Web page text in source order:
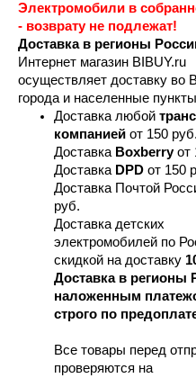
Электромобили в
- возврату не подлежат!
Доставка в регионы
Интернет магазин BIBUY.ru
осуществляет доставку во
города и населенные
Доставка любой
компанией от 150 руб.
Доставка Boxberry от
Доставка DPD от 150
Доставка Почтой
руб.
Доставка детских
электромобилей по
скидкой на доставку
Доставка в регионы
наложенным
строго по
Все товары перед
проверяются на